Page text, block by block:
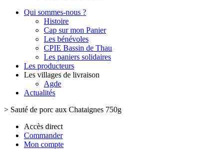
Qui sommes-nous ?
Histoire
Cap sur mon Panier
Les bénévoles
CPIE Bassin de Thau
Les paniers solidaires
Les producteurs
Les villages de livraison
Agde
Actualités
> Sauté de porc aux Chataignes 750g
Accès direct
Commander
Mon compte